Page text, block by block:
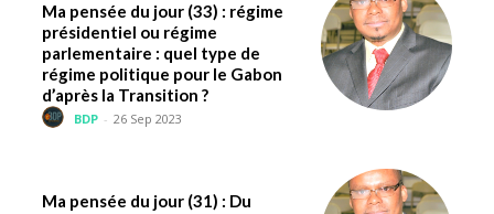
Ma pensée du jour (33) : régime
présidentiel ou régime
parlementaire : quel type de
régime politique pour le Gabon
d’après la Transition ?
BDP - 26 Sep 2023
Ma pensée du jour (31) : Du